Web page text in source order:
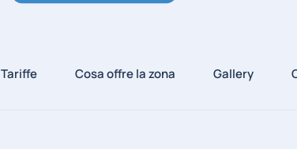
Tariffe Cosa offre la zona Gallery